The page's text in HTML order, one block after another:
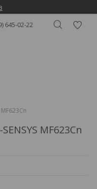
645-02-22
MF623Cn
MF623Cn